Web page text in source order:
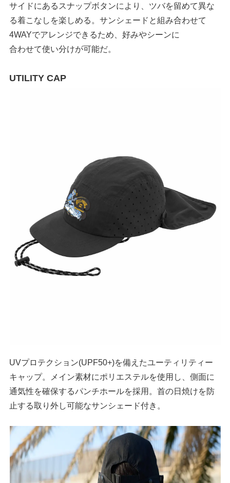
サイドにあるスナップボタンにより、ツバを留めて異な
る着こなしを楽しめる。サンシェードと組み合わせて
4WAYでアレンジできるため、好みやシーンに
合わせて使い分けが可能だ。
UTILITY CAP
UVプロテクション(UPF50+)を備えたユーティリティー
キャップ。メイン素材にポリエステルを使用し、側面に
通気性を確保するパンチホールを採用。首の日焼けを防
止する取り外し可能なサンシェード付き。